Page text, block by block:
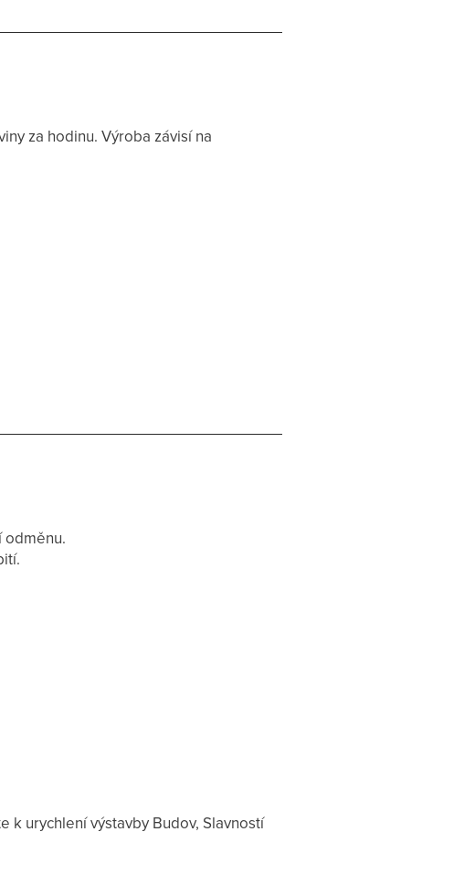
za hodinu. Výroba závisí na
k urychlení výstavby Budov, Slavností